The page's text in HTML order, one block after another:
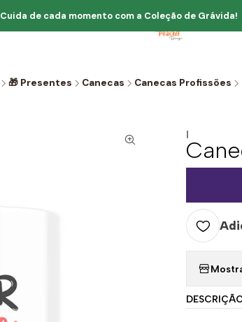
Cuida de cada momento com a Coleção de Grávida!
🎁 Presentes Canecas Canecas Profissões
|